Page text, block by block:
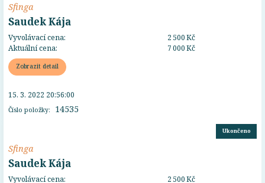
Sfinga
Saudek Kája
Vyvolávací cena:
2 500 Kč
Aktuální cena:
7 000 Kč
Zobrazit detail
Číslo položky: 14535
15. 3. 2022 20:56:00
Ukončeno
Sfinga
Saudek Kája
Vyvolávací cena:
2 500 Kč